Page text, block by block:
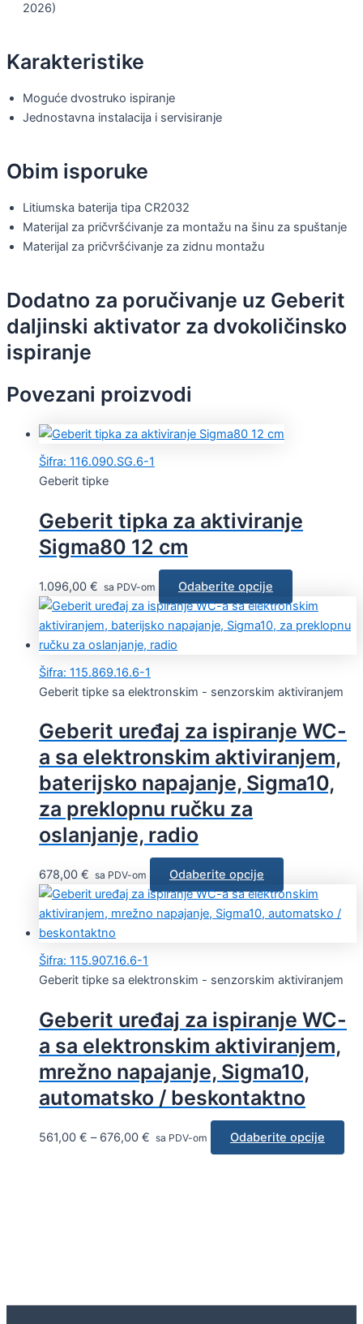
2026)
Karakteristike
Moguće dvostruko ispiranje
Jednostavna instalacija i servisiranje
Obim isporuke
Litiumska baterija tipa CR2032
Materijal za pričvršćivanje za montažu na šinu za spuštanje
Materijal za pričvršćivanje za zidnu montažu
Dodatno za poručivanje uz Geberit
daljinski aktivator za dvokoličinsko
ispiranje
Povezani proizvodi
Šifra: 116.090.SG.6-1
Geberit tipke
Geberit tipka za aktiviranje
Sigma80 12 cm
1.096,00 € sa PDV-om Odaberite opcije
Šifra: 115.869.16.6-1
Geberit tipke sa elektronskim - senzorskim aktiviranjem
Geberit uređaj za ispiranje WC-
a sa elektronskim aktiviranjem,
baterijsko napajanje, Sigma10,
za preklopnu ručku za
oslanjanje, radio
678,00 € sa PDV-om Odaberite opcije
Šifra: 115.907.16.6-1
Geberit tipke sa elektronskim - senzorskim aktiviranjem
Geberit uređaj za ispiranje WC-
a sa elektronskim aktiviranjem,
mrežno napajanje, Sigma10,
automatsko / beskontaktno
561,00 € – 676,00 € sa PDV-om Odaberite opcije